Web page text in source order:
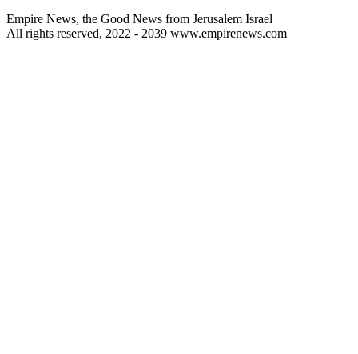
Empire News, the Good News from Jerusalem Israel
All rights reserved, 2022 - 2039 www.empirenews.com